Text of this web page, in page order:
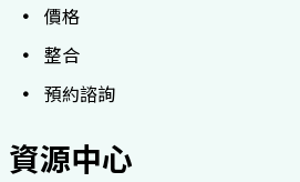
價格
整合
預約諮詢
資源中心